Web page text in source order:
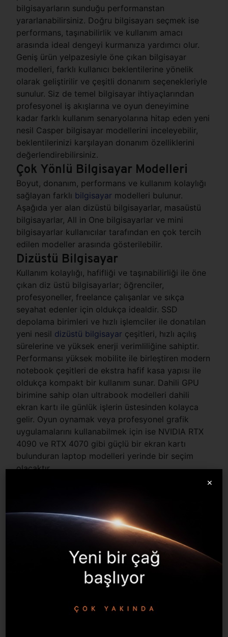
bilgisayarların sunduğu performanstan
yararlanabilirsiniz. Doğru bilgisayarı seçmek ise
performans, taşınabilirlik ve kullanım amacı
arasında ideal dengeyi kurmanıza yardımcı olur.
Geniş ürün yelpazesiyle öne çıkan bilgisayar
modelleri, farklı kullanıcı beklentilerine yönelik
olarak geliştirilir ve çeşitli donanım seçenekleriyle
sunulur. Siz de temel bilgisayar ihtiyaçlarından
profesyonel iş akışlarına ve oyun deneyimine
kadar farklı kullanım senaryolarına hitap eden yeni
nesil Casper bilgisayar modellerini inceleyebilir,
beklentilerinizi karşılayan donanım özelliklerini
değerlendirebilirsiniz.
Çok Yönlü Bilgisayar Modelleri
Boyut, donanım, performans ve kullanım kolaylığı
sağlayan farklı bilgisayar modelleri bulunur.
Aşağıda yer alan dizüstü bilgisayarlar, masaüstü
bilgisayarlar, All in One bilgisayarlar ve mini
bilgisayarlar kullanıcılar tarafından en çok tercih
edilen modeller arasında gösterilebilir.
Dizüstü Bilgisayar
Kullanım kolaylığı, hafifliği ve taşınabilirliği ile öne
çıkan diz üstü bilgisayarlar; öğrenciler,
profesyoneller, freelance çalışanlar ve sıkça
seyahat edenler için oldukça idealdir. SSD
depolama birimleri ve hızlı işlemciler ile donatılan
yeni nesil dizüstü bilgisayar çeşitleri, hızlı açılış
sürelerine ve yüksek enerji verimliliğine sahiptir.
Performansı yüksek mobilite ile birleştiren modern
notebook çeşitleri de ekstra hafif kasa yapısı ile
oldukça kompakt bir kullanım sunar. Dahili GPU
birimine sahip olan ultrabook modelleri dahili
ekran kartı ile günlük işlerin üstesinden kolayca
gelir. Oyun oynamak veya profesyonel grafik
uygulamalarını kullanabilmek için ise NVIDIA RTX
4090 ve RTX 4070 gibi güçlü bir ekran kartı
bulunduran laptop modelleri yerinde bir seçim
olacaktır.
masaüstü bilgisayarlar,
ihtiyaçlarına göre yapılandırılabilir. Oyun oynama,
video düzenleme, 3D modelleme veya yazılım
geliştirme gibi yüksek kaynak gerektiren
görevlerde etkili performans sunar. Çok çekirdekli
işlemciler ve özel ekran kartları, kule tipi veya sıvı
soğutma sistemleri ile verimli şekilde soğutulabilir.
ek depolama birimleri sisteme entegre edilebilir.
×